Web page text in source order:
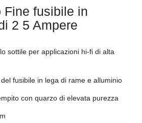
Fine fusibile in
2 5 Ampere
sottile per applicazioni hi-fi di alta
fusibile in lega di rame e alluminio
con quarzo di elevata purezza